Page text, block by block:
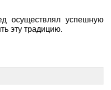
осуществлял успешную
эту традицию.